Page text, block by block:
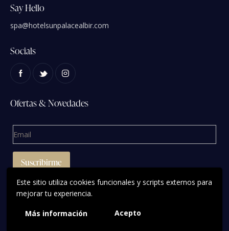
Este sitio utiliza cookies funcionales y scripts externos para
mejorar tu experiencia.
Más información Acepto
Say Hello
spa@hotelsunpalacealbir.com
Socials
Ofertas & Novedades